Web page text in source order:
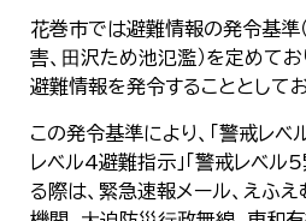
花巻市では避難情報の発令基準
害、⽥沢ため池氾濫）を定めてお
避難情報を発令することとしてお
この発令基準により、「警戒レベ
レベル4避難指示」「警戒レベル
る際は、緊急速報メール、えふ